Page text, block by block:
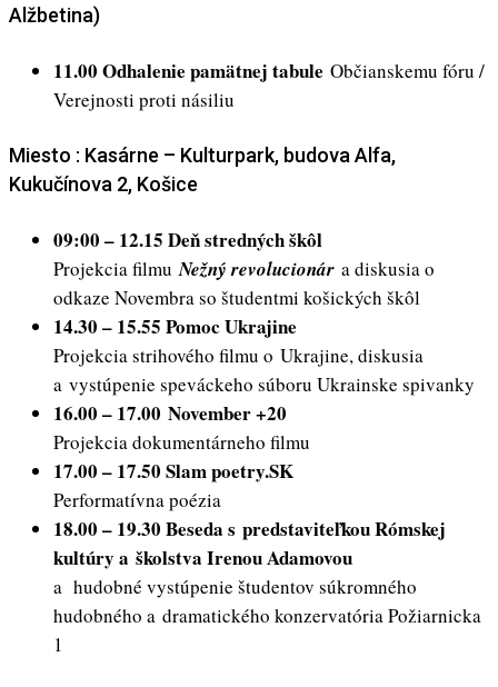
Alžbetina)
11.00 Odhalenie pamätnej tabule Občianskemu fóru /
Verejnosti proti násiliu
Miesto : Kasárne – Kulturpark, budova Alfa,
Kukučínova 2, Košice
09:00 – 12.15 Deň stredných škôl
Projekcia filmuNežný revolucionár a diskusia o
odkaze Novembra so študentmi košických škôl
14.30 – 15.55 Pomoc Ukrajine
Projekcia strihového filmu o Ukrajine, diskusia
a vystúpenie speváckeho súboru Ukrainske spivanky
16.00 – 17.00 November +20
Projekcia dokumentárneho filmu
17.00 – 17.50 Slam poetry.SK
Performatívna poézia
18.00 – 19.30 Beseda s predstaviteľkou Rómskej
kultúry a školstva Irenou Adamovou
a hudobné vystúpenie študentov súkromného
hudobného a dramatického konzervatória Požiarnicka
1